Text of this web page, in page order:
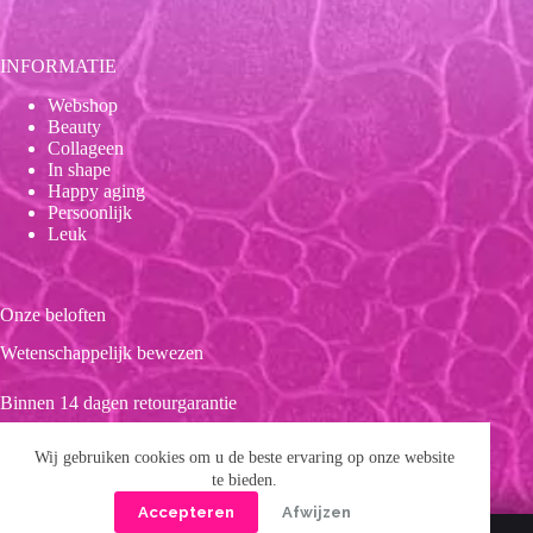
Wij gebruiken cookies om u de beste ervaring op onze website
te bieden.
Accepteren
Afwijzen
INFORMATIE
Webshop
Beauty
Collageen
In shape
Happy aging
Persoonlijk
Leuk
Onze beloften
Wetenschappelijk bewezen
Binnen 14 dagen retourgarantie
Duurzaam
Copyright © 2026 Forever 39 Privacybeleid